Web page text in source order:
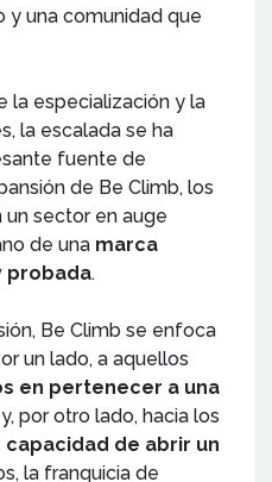
y una comunidad que
la especialización y la
la escalada se ha
fuente de
de Be Climb, los
sector en auge
de una marca
probada.
Be Climb se enfoca
un lado, a aquellos
en pertenecer a una
y, por otro lado, hacia los
de abrir un
la franquicia de